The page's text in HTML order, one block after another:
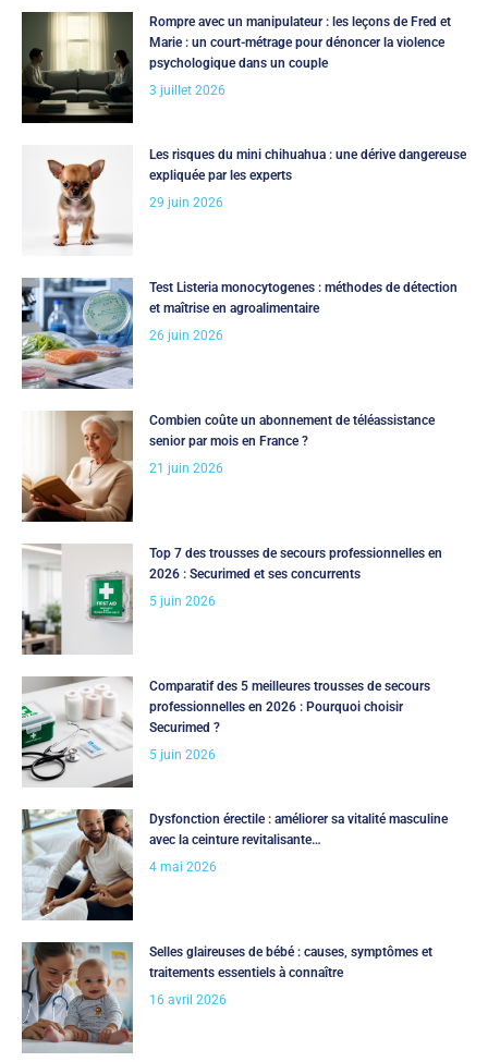
Rompre avec un manipulateur : les leçons de Fred et
Marie : un court-métrage pour dénoncer la violence
psychologique dans un couple
3 juillet 2026
Les risques du mini chihuahua : une dérive dangereuse
expliquée par les experts
29 juin 2026
Test Listeria monocytogenes : méthodes de détection
et maîtrise en agroalimentaire
26 juin 2026
Combien coûte un abonnement de téléassistance
senior par mois en France ?
21 juin 2026
Top 7 des trousses de secours professionnelles en
2026 : Securimed et ses concurrents
5 juin 2026
Comparatif des 5 meilleures trousses de secours
professionnelles en 2026 : Pourquoi choisir
Securimed ?
5 juin 2026
Dysfonction érectile : améliorer sa vitalité masculine
avec la ceinture revitalisante…
4 mai 2026
Selles glaireuses de bébé : causes, symptômes et
traitements essentiels à connaître
16 avril 2026